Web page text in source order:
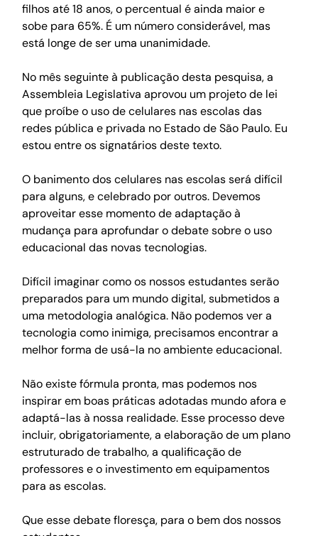
filhos até 18 anos, o percentual é ainda maior e
sobe para 65%. É um número considerável, mas
está longe de ser uma unanimidade.
No mês seguinte à publicação desta pesquisa, a
Assembleia Legislativa aprovou um projeto de lei
que proíbe o uso de celulares nas escolas das
redes pública e privada no Estado de São Paulo. Eu
estou entre os signatários deste texto.
O banimento dos celulares nas escolas será difícil
para alguns, e celebrado por outros. Devemos
aproveitar esse momento de adaptação à
mudança para aprofundar o debate sobre o uso
educacional das novas tecnologias.
Difícil imaginar como os nossos estudantes serão
preparados para um mundo digital, submetidos a
uma metodologia analógica. Não podemos ver a
tecnologia como inimiga, precisamos encontrar a
melhor forma de usá-la no ambiente educacional.
Não existe fórmula pronta, mas podemos nos
inspirar em boas práticas adotadas mundo afora e
adaptá-las à nossa realidade. Esse processo deve
incluir, obrigatoriamente, a elaboração de um plano
estruturado de trabalho, a qualificação de
professores e o investimento em equipamentos
para as escolas.
Que esse debate floresça, para o bem dos nossos